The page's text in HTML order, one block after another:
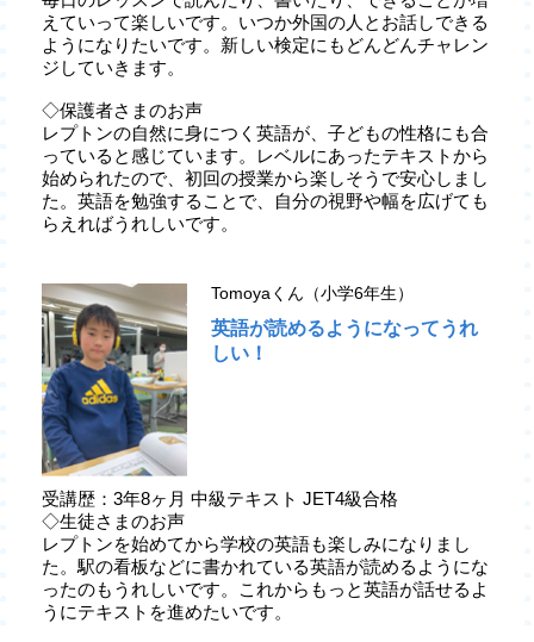
えていって楽しいです。いつか外国の人とお話しできる
ようになりたいです。新しい検定にもどんどんチャレン
ジしていきます。
◇保護者さまのお声
レプトンの自然に身につく英語が、子どもの性格にも合
っていると感じています。レベルにあったテキストから
始められたので、初回の授業から楽しそうで安心しまし
た。英語を勉強することで、自分の視野や幅を広げても
らえればうれしいです。
Tomoyaくん（小学6年生）
英語が読めるようになってうれ
しい！
受講歴：3年8ヶ月 中級テキスト JET4級合格
◇生徒さまのお声
レプトンを始めてから学校の英語も楽しみになりまし
た。駅の看板などに書かれている英語が読めるようにな
ったのもうれしいです。これからもっと英語が話せるよ
うにテキストを進めたいです。